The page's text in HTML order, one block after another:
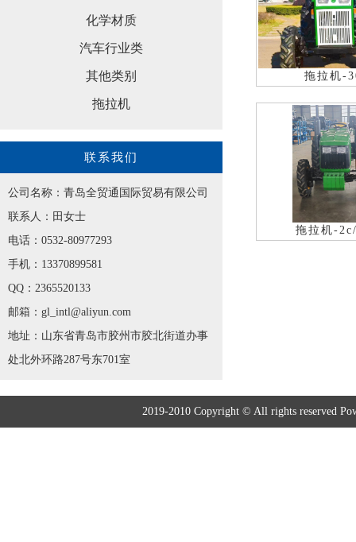
化学材质
汽车行业类
其他类别
拖拉机
联系我们
公司名称：青岛全贸通国际贸易有限公司
联系人：田女士
电话：0532-80977293
手机：13370899581
QQ：2365520133
邮箱：gl_intl@aliyun.com
地址：山东省青岛市胶州市胶北街道办事
处北外环路287号东701室
拖拉机-
拖拉机-
2019-2010 Copyright © All rights reserved